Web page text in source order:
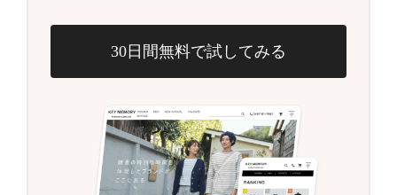
30日間無料で試してみる